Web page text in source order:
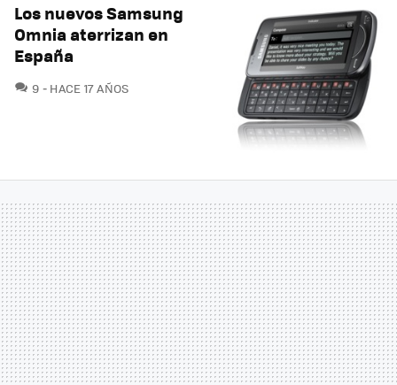
Los nuevos Samsung
Omnia aterrizan en
España
9 COMENTARIOS
HACE 17 AÑOS